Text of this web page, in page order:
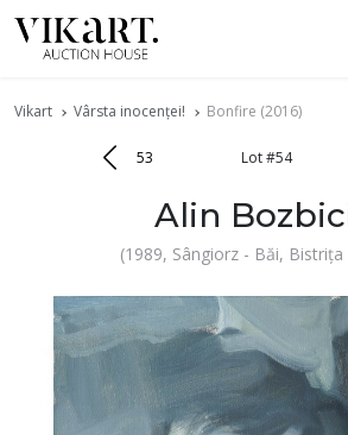
Vikart Vârsta inocenței! Bonfire (2016)
53 Lot #54
Alin
(1989, Sângiorz - Băi,